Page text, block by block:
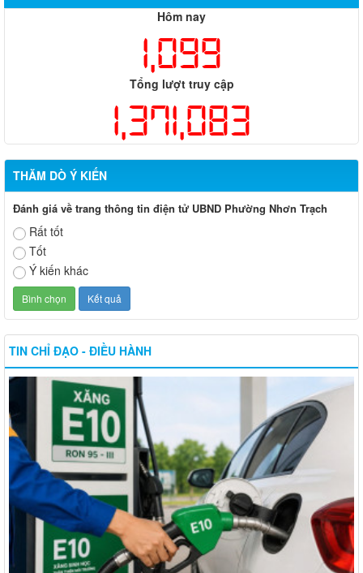
Hôm nay
1,099
Tổng lượt truy cập
1,371,083
THĂM DÒ Ý KIẾN
Đánh giá về trang thông tin điện tử UBND Phường Nhơn Trạch
Rất tốt
Tốt
Ý kiến khác
TIN CHỈ ĐẠO - ĐIỀU HÀNH